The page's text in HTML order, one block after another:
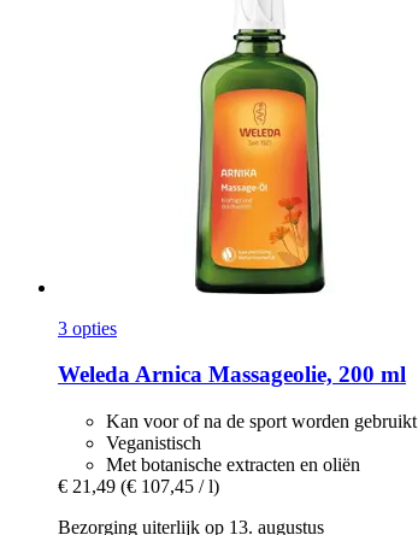
3 opties
WeledaArnica Massageolie, 200 ml
Kan voor of na de sport worden gebruikt
Veganistisch
Met botanische extracten en oliën
€ 21,49 (€ 107,45 / l)
Bezorging uiterlijk op 13. augustus